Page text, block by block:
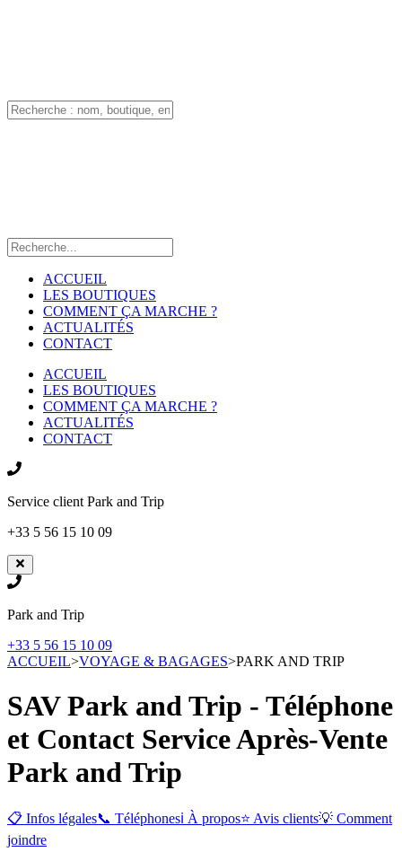
ACCUEIL
LES BOUTIQUES
COMMENT ÇA MARCHE ?
ACTUALITÉS
CONTACT
ACCUEIL
LES BOUTIQUES
COMMENT ÇA MARCHE ?
ACTUALITÉS
CONTACT
Service client Park and Trip
+33 5 56 15 10 09
Park and Trip
+33 5 56 15 10 09
ACCUEIL>VOYAGE & BAGAGES>PARK AND TRIP
SAV Park and Trip - Téléphone
et Contact Service Après-Vente
Park and Trip
📋 Infos légales📞 Téléphonesℹ️ À propos⭐ Avis clients💡 Comment
joindre